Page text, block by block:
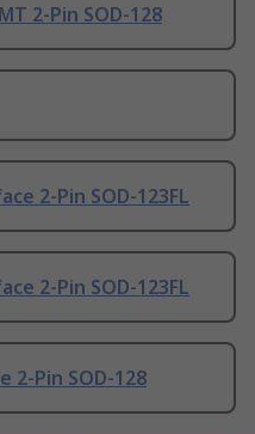
2-Pin SOD-128
2-Pin SOD-123FL
2-Pin SOD-123FL
2-Pin SOD-128